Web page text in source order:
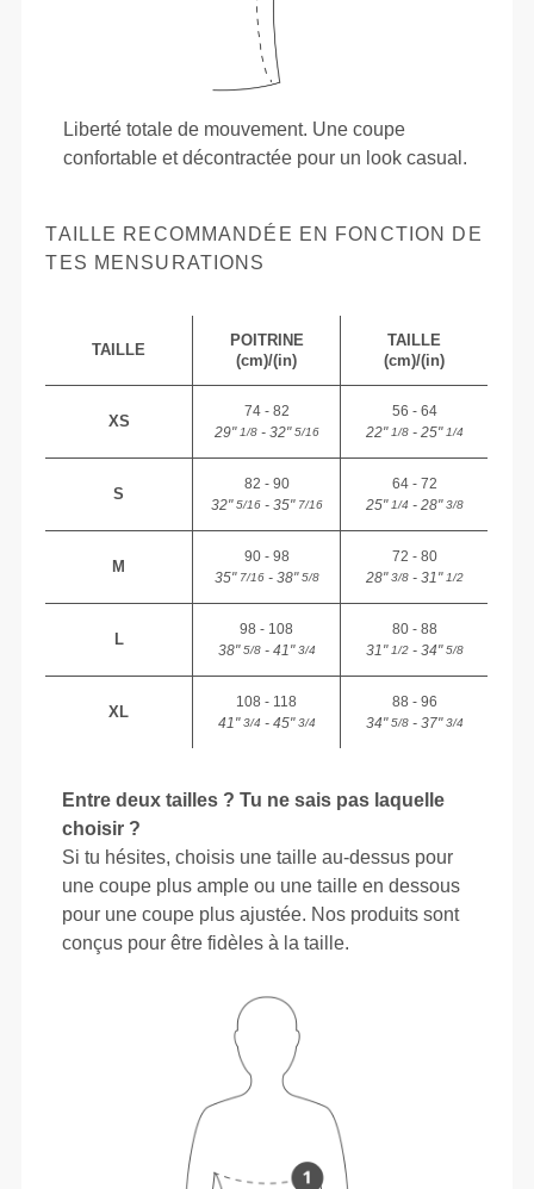
Liberté totale de mouvement. Une coupe
confortable et décontractée pour un look casual.
TAILLE RECOMMANDÉE EN FONCTION DE
TES MENSURATIONS
TAILLE
POITRINE
(cm)/(in)
TAILLE
(cm)/(in)
XS
74 - 82
29"1/8- 32"5/16
56 - 64
22"1/8- 25"1/4
S
82 - 90
32"5/16- 35"7/16
64 - 72
25"1/4 - 28"3/8
M
90 - 98
35"7/16- 38"5/8
72 - 80
28"3/8- 31"1/2
L
98 - 108
38"5/8- 41"3/4
80 - 88
31"1/2- 34"5/8
XL
108 - 118
41"3/4 - 45"3/4
88 - 96
34"5/8- 37"3/4
Entre deux tailles ? Tu ne sais pas laquelle
choisir ?
Si tu hésites, choisis une taille au-dessus pour
une coupe plus ample ou une taille en dessous
pour une coupe plus ajustée. Nos produits sont
conçus pour être fidèles à la taille.